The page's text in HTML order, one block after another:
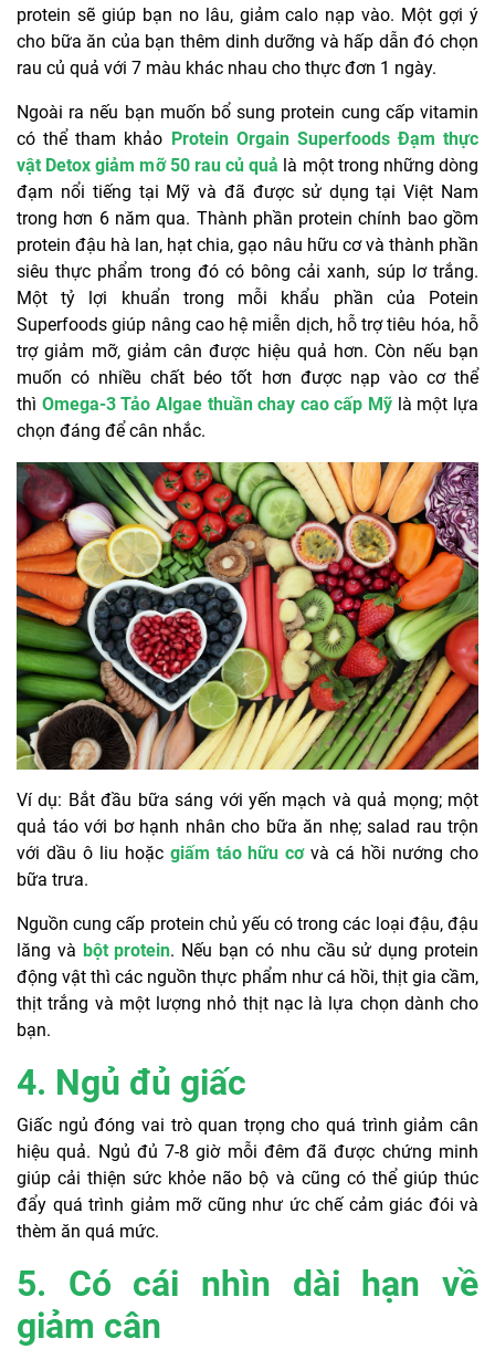
protein sẽ giúp bạn no lâu, giảm calo nạp vào. Một gợi ý
cho bữa ăn của bạn thêm dinh dưỡng và hấp dẫn đó chọn
rau củ quả với 7 màu khác nhau cho thực đơn 1 ngày.
Ngoài ra nếu bạn muốn bổ sung protein cung cấp vitamin
có thể tham khảo Protein Orgain Superfoods Đạm thực
vật Detox giảm mỡ 50 rau củ quả là một trong những dòng
đạm nổi tiếng tại Mỹ và đã được sử dụng tại Việt Nam
trong hơn 6 năm qua. Thành phần protein chính bao gồm
protein đậu hà lan, hạt chia, gạo nâu hữu cơ và thành phần
siêu thực phẩm trong đó có bông cải xanh, súp lơ trắng.
Một tỷ lợi khuẩn trong mỗi khẩu phần của Potein
Superfoods giúp nâng cao hệ miễn dịch, hỗ trợ tiêu hóa, hỗ
trợ giảm mỡ, giảm cân được hiệu quả hơn. Còn nếu bạn
muốn có nhiều chất béo tốt hơn được nạp vào cơ thể
thì Omega-3 Tảo Algae thuần chay cao cấp Mỹ là một lựa
chọn đáng để cân nhắc.
Ví dụ: Bắt đầu bữa sáng với yến mạch và quả mọng; một
quả táo với bơ hạnh nhân cho bữa ăn nhẹ; salad rau trộn
với dầu ô liu hoặc giấm táo hữu cơvà cá hồi nướng cho
bữa trưa.
Nguồn cung cấp protein chủ yếu có trong các loại đậu, đậu
lăng và bột protein. Nếu bạn có nhu cầu sử dụng protein
động vật thì các nguồn thực phẩm như cá hồi, thịt gia cầm,
thịt trắng và một lượng nhỏ thịt nạc là lựa chọn dành cho
bạn.
4. Ngủ đủ giấc
Giấc ngủ đóng vai trò quan trọng cho quá trình giảm cân
hiệu quả. Ngủ đủ 7-8 giờ mỗi đêm đã được chứng minh
giúp cải thiện sức khỏe não bộ và cũng có thể giúp thúc
đẩy quá trình giảm mỡ cũng như ức chế cảm giác đói và
thèm ăn quá mức.
5. Có cái nhìn dài hạn về
giảm cân